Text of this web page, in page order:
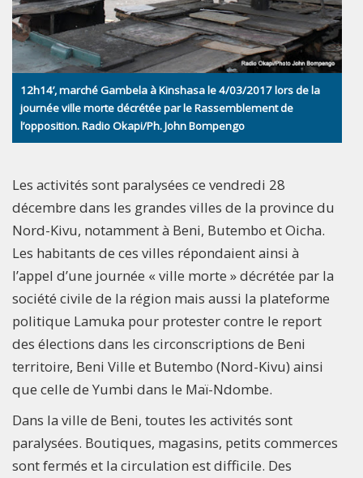
12h14’, marché Gambela à Kinshasa le 4/03/2017 lors de la
journée ville morte décrétée par le Rassemblement de
l’opposition. Radio Okapi/Ph. John Bompengo
Les activités sont paralysées ce vendredi 28
décembre dans les grandes villes de la province du
Nord-Kivu, notamment à Beni, Butembo et Oicha.
Les habitants de ces villes répondaient ainsi à
l’appel d’une journée « ville morte » décrétée par la
société civile de la région mais aussi la plateforme
politique Lamuka pour protester contre le report
des élections dans les circonscriptions de Beni
territoire, Beni Ville et Butembo (Nord-Kivu) ainsi
que celle de Yumbi dans le Maï-Ndombe.
Dans la ville de Beni, toutes les activités sont
paralysées. Boutiques, magasins, petits commerces
sont fermés et la circulation est difficile. Des